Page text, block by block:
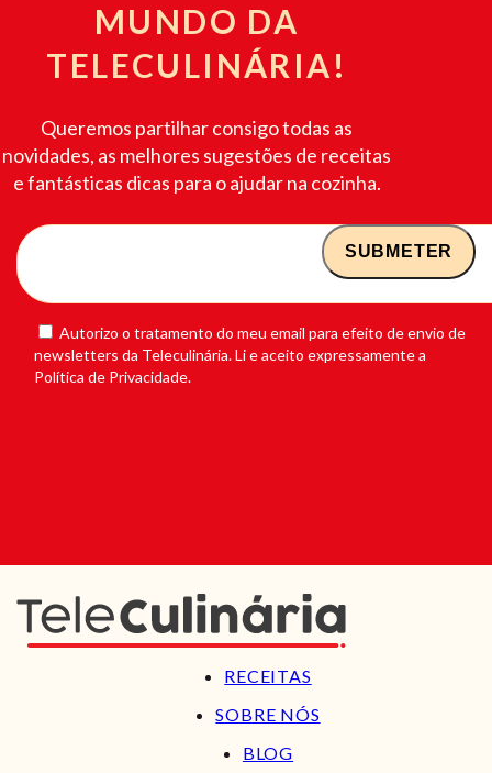
MUNDO DA
TELECULINÁRIA!
Queremos partilhar consigo todas as
novidades, as melhores sugestões de receitas
e fantásticas dicas para o ajudar na cozinha.
Autorizo o tratamento do meu email para efeito de envio de
newsletters da Teleculinária. Li e aceito expressamente a
Política de Privacidade.
RECEITAS
SOBRE NÓS
BLOG